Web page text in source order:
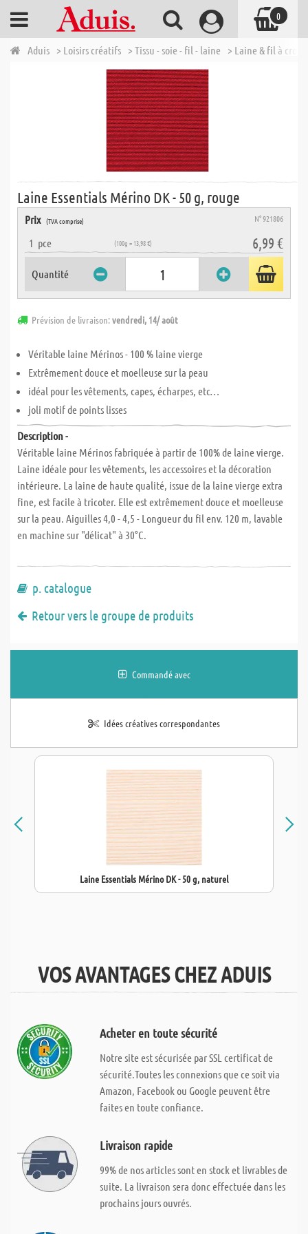
Aduis > Loisirs créatifs > Tissu - soie - fil - laine > Laine & fil à
Laine Essentials Mérino DK - 50 g, rouge
Prix (TVA comprise) N° 921806
1 pce (100g = 13,98 €) 6,99 €
Quantité
Prévision de livraison:vendredi, 14/ août
Véritable laine Mérinos - 100 % laine vierge
Extrêmement douce et moelleuse sur la peau
idéal pour les vêtements, capes, écharpes, etc…
joli motif de points lisses
Description -
Véritable laine Mérinos fabriquée à partir de 100% de laine vierge.
Laine idéale pour les vêtements, les accessoires et la décoration
intérieure. La laine de haute qualité, issue de la laine vierge extra
fine, est facile à tricoter. Elle est extrêmement douce et moelleuse
sur la peau. Aiguilles 4,0 - 4,5 - Longueur du fil env. 120 m, lavable
en machine sur "délicat" à 30°C.
p. catalogue
Retour vers le groupe de produits
Commandé avec
Idées créatives correspondantes
Laine Essentials Mérino DK - 50 g, naturel
VOS AVANTAGES CHEZ ADUIS
Acheter en toute sécurité
Notre site est sécurisée par SSL certificat de
sécurité.Toutes les connexions que ce soit via
Amazon, Facebook ou Google peuvent être
faites en toute confiance.
Livraison rapide
99% de nos articles sont en stock et livrables de
suite. La livraison sera donc effectuée dans les
prochains jours ouvrés.
0